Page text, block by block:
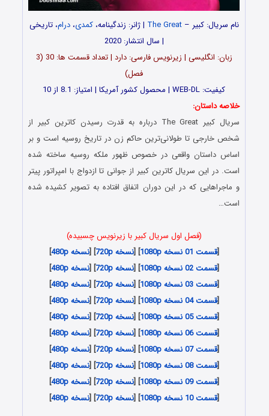
نام سریال: کبیر –The Great | ژانر: زندگینامه،کمدی،درام، تاریخی
| سال انتشار: 2020
زبان: انگلیسی | زیرنویس فارسی: دارد | تعداد قسمت ها: 30 (3
فصل)
کیفیت: WEB-DL | محصول کشور آمریکا | امتیاز: 8.1 از 10
خلاصه داستان:
سریال کبیر The Great درباره به قدرت رسیدن کاترین کبیر از
شخص خارجی تا طولانی‌ترین حاکم زن در تاریخ روسیه است و بر
اساس داستان واقعی در خصوص ظهور ملکه روسیه ساخته شده
است. در این سریال کاترین کبیر از جوانی تا ازدواج با امپراتور پیتر
و ماجراهایی که در این دوران اتفاق افتاده به تصویر کشیده شده
است…
(فصل اول سریال کبیر با زیرنویس چسبیده)
[قسمت 01 نسخه 1080p ] [نسخه 720p ] [نسخه 480p
]
[قسمت 02 نسخه 1080p ] [نسخه 720p ] [نسخه 480p
]
[قسمت 03 نسخه 1080p ] [نسخه 720p ] [نسخه 480p
]
[قسمت 04 نسخه 1080p ] [نسخه 720p ] [نسخه 480p
]
[قسمت 05 نسخه 1080p ] [نسخه 720p ] [نسخه 480p
]
[قسمت 06 نسخه 1080p ] [نسخه 720p ] [نسخه 480p
]
[قسمت 07 نسخه 1080p ] [نسخه 720p ] [نسخه 480p
]
[قسمت 08 نسخه 1080p ] [نسخه 720p ] [نسخه 480p
]
[قسمت 09 نسخه 1080p ] [نسخه 720p ] [نسخه 480p
]
[قسمت 10 نسخه 1080p ] [نسخه 720p ] [نسخه 480p ]